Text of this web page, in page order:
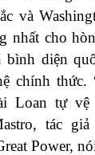
và
nhất cho
diện
chính thức.
Loan tự vệ
tác
Power,